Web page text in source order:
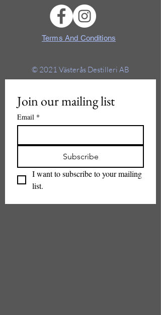
Terms And Conditions
© 2021 Västerås Destilleri AB
Join our mailing list
Email *
Subscribe
I want to subscribe to your mailing
list.